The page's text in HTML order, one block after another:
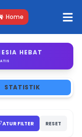
Home
HEBAT
STATISTIK
ATUR FILTER RESET